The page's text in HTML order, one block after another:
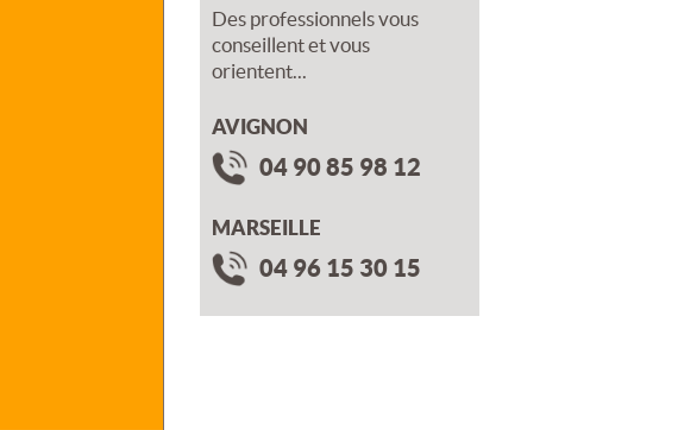
Des professionnels vous
conseillent et vous
orientent...
AVIGNON
04 90 85 98 12
MARSEILLE
04 96 15 30 15